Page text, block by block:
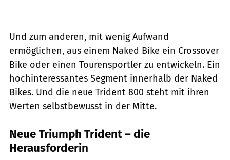
Und zum anderen, mit wenig Aufwand
ermöglichen, aus einem Naked Bike ein Crossover
Bike oder einen Tourensportler zu entwickeln. Ein
hochinteressantes Segment innerhalb der Naked
Bikes. Und die neue Trident 800 steht mit ihren
Werten selbstbewusst in der Mitte.
Neue Triumph Trident – die
Herausforderin